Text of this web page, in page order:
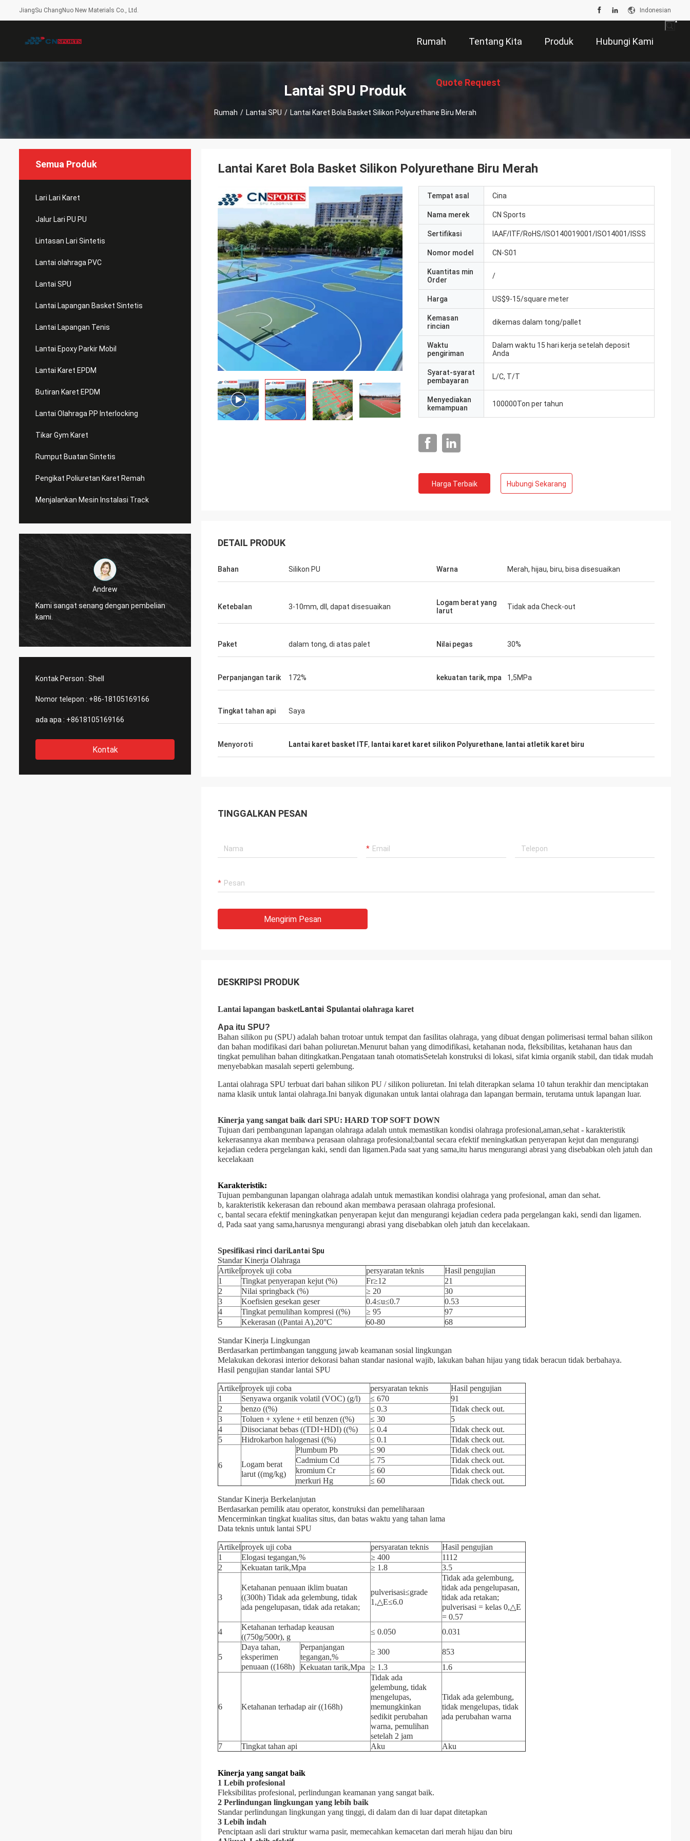
JiangSu ChangNuo New Materials Co., Ltd. Indonesian
Rumah Tentang Kita Produk Hubungi Kami
Quote Request
Lantai SPU Produk
Rumah / Lantai SPU / Lantai Karet Bola Basket Silikon Polyurethane Biru Merah
Semua Produk
Lari Lari Karet
Jalur Lari PU PU
Lintasan Lari Sintetis
Lantai olahraga PVC
Lantai SPU
Lantai Lapangan Basket Sintetis
Lantai Lapangan Tenis
Lantai Epoxy Parkir Mobil
Lantai Karet EPDM
Butiran Karet EPDM
Lantai Olahraga PP Interlocking
Tikar Gym Karet
Rumput Buatan Sintetis
Pengikat Poliuretan Karet Remah
Menjalankan Mesin Instalasi Track
Andrew
Kami sangat senang dengan pembelian
kami.
Jackson
dipercaya, Menyediakan produk dan
layanan yang sangat baik.
Kontak Person : Shell
Nomor telepon : +86-18105169166
ada apa : +8618105169166
Kontak
Lantai Karet Bola Basket Silikon Polyurethane Biru Merah
Tempat asal Cina
Nama merek CN Sports
Sertifikasi IAAF/ITF/RoHS/ISO140019001/ISO14001/ISSS
Nomor model CN-S01
Kuantitas min
Order
/
Harga US$9-15/square meter
Kemasan
rincian
dikemas dalam tong/pallet
Waktu
pengiriman
Dalam waktu 15 hari kerja setelah deposit
Anda
Syarat-syarat
pembayaran
L/C, T/T
Menyediakan
kemampuan
100000Ton per tahun
Harga Terbaik Hubungi Sekarang
DETAIL PRODUK
Bahan Silikon PU Warna Merah, hijau, biru, bisa disesuaikan
Ketebalan 3-10mm, dll, dapat disesuaikan
Logam berat yang
larut
Tidak ada Check-out
Paket dalam tong, di atas palet Nilai pegas 30%
Perpanjangan tarik 172% kekuatan tarik, mpa 1,5MPa
Tingkat tahan api Saya
Menyoroti Lantai karet basket ITF, lantai karet karet silikon Polyurethane, lantai atletik karet biru
TINGGALKAN PESAN
Mengirim Pesan
DESKRIPSI PRODUK
Lantai lapangan basketLantai Spulantai olahraga karet
Apa itu SPU?
Bahan silikon pu (SPU) adalah bahan trotoar untuk tempat dan fasilitas olahraga, yang dibuat dengan polimerisasi termal bahan silikon
dan bahan modifikasi dari bahan poliuretan.Menurut bahan yang dimodifikasi, ketahanan noda, fleksibilitas, ketahanan haus dan
tingkat pemulihan bahan ditingkatkan.Pengataan tanah otomatisSetelah konstruksi di lokasi, sifat kimia organik stabil, dan tidak mudah
menyebabkan masalah seperti gelembung.
Lantai olahraga SPU terbuat dari bahan silikon PU / silikon poliuretan. Ini telah diterapkan selama 10 tahun terakhir dan menciptakan
nama klasik untuk lantai olahraga.Ini banyak digunakan untuk lantai olahraga dan lapangan bermain, terutama untuk lapangan luar.
Kinerja yang sangat baik dari SPU: HARD TOP SOFT DOWN
Tujuan dari pembangunan lapangan olahraga adalah untuk memastikan kondisi olahraga profesional,aman,sehat - karakteristik
kekerasannya akan membawa perasaan olahraga profesional;bantal secara efektif meningkatkan penyerapan kejut dan mengurangi
kejadian cedera pergelangan kaki, sendi dan ligamen.Pada saat yang sama,itu harus mengurangi abrasi yang disebabkan oleh jatuh dan
kecelakaan
Karakteristik:
Tujuan pembangunan lapangan olahraga adalah untuk memastikan kondisi olahraga yang profesional, aman dan sehat.
b, karakteristik kekerasan dan rebound akan membawa perasaan olahraga profesional.
c, bantal secara efektif meningkatkan penyerapan kejut dan mengurangi kejadian cedera pada pergelangan kaki, sendi dan ligamen.
d, Pada saat yang sama,harusnya mengurangi abrasi yang disebabkan oleh jatuh dan kecelakaan.
Spesifikasi rinci dariLantai Spu
Standar Kinerja Olahraga
Artikelproyek uji coba persyaratan teknis
Hasil pengujian
1
Tingkat penyerapan kejut (%) Fr≥12
21
2
Nilai springback (%) ≥ 20
30
3
Koefisien gesekan geser 0.4≤u≤0.7
0.53
4
Tingkat pemulihan kompresi ((%) ≥ 95
97
5
Kekerasan ((Pantai A),20°C 60-80 68
Standar Kinerja Lingkungan
Berdasarkan pertimbangan tanggung jawab keamanan sosial lingkungan
Melakukan dekorasi interior dekorasi bahan standar nasional wajib, lakukan bahan hijau yang tidak beracun tidak berbahaya.
Hasil pengujian standar lantai SPU
Artikelproyek uji coba persyaratan teknis
Hasil pengujian
1
Senyawa organik volatil (VOC) (g/l) ≤ 670
91
2
benzo ((%) ≤ 0.3
Tidak check out.
3
Toluen + xylene + etil benzen ((%) ≤ 30
5
4
Diisocianat bebas ((TDI+HDI) ((%) ≤ 0.4
Tidak check out.
5
Hidrokarbon halogenasi ((%) ≤ 0.1 Tidak check out.
6
Logam berat
larut ((mg/kg)
Plumbum Pb ≤ 90
Tidak check out.
Cadmium Cd
≤ 75
Tidak check out.
kromium Cr
≤ 60
Tidak check out.
merkuri Hg
≤ 60 Tidak check out.
Standar Kinerja Berkelanjutan
Berdasarkan pemilik atau operator, konstruksi dan pemeliharaan
Mencerminkan tingkat kualitas situs, dan batas waktu yang tahan lama
Data teknis untuk lantai SPU
Artikelproyek uji coba persyaratan teknis
Hasil pengujian
1
Elogasi tegangan,% ≥ 400
1112
2
Kekuatan tarik,Mpa ≥ 1.8 3.5
3
Ketahanan penuaan iklim buatan
((300h) Tidak ada gelembung, tidak
ada pengelupasan, tidak ada retakan;
pulverisasi≤grade
1,△E≤6.0
Tidak ada gelembung,
tidak ada pengelupasan,
tidak ada retakan;
pulverisasi = kelas 0,△E
= 0.57
4
Ketahanan terhadap keausan
((750g/500r), g
≤ 0.050 0.031
5
Daya tahan,
eksperimen
penuaan ((168h)
Perpanjangan
tegangan,%
≥ 300
853
Kekuatan tarik,Mpa
≥ 1.3 1.6
6 Ketahanan terhadap air ((168h)
Tidak ada
gelembung, tidak
mengelupas,
memungkinkan
sedikit perubahan
warna, pemulihan
setelah 2 jam
Tidak ada gelembung,
tidak mengelupas, tidak
ada perubahan warna
7 Tingkat tahan api Aku Aku
Kinerja yang sangat baik
1 Lebih profesional
Fleksibilitas profesional, perlindungan keamanan yang sangat baik.
2 Perlindungan lingkungan yang lebih baik
Standar perlindungan lingkungan yang tinggi, di dalam dan di luar dapat ditetapkan
3 Lebih indah
Penciptaan asli dari struktur warna pasir, memecahkan kemacetan dari merah hijau dan biru